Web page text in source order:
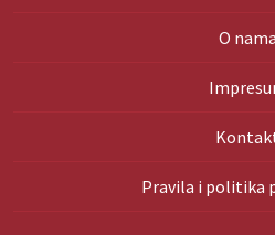
O nama
Pravila i politika